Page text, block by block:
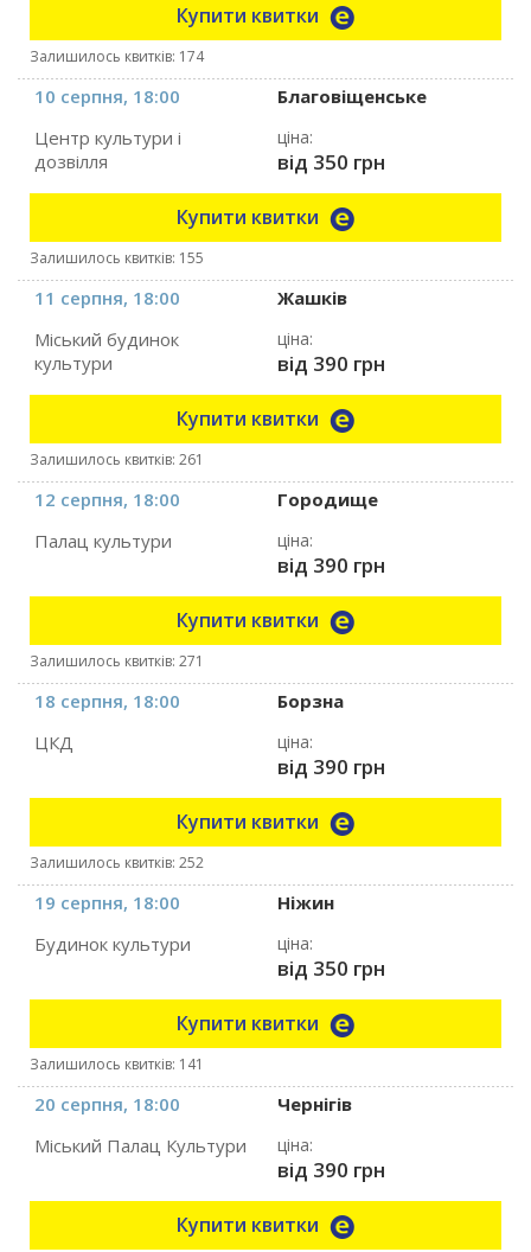
Купити квитки
Залишилось квитків: 174
10 серпня, 18:00
Благовіщенське
Центр культури і
дозвілля
ціна:
від 350 грн
Купити квитки
Залишилось квитків: 155
11 серпня, 18:00
Жашків
Міський будинок
культури
ціна:
від 390 грн
Купити квитки
Залишилось квитків: 261
12 серпня, 18:00
Городище
Палац культури
ціна:
від 390 грн
Купити квитки
Залишилось квитків: 271
18 серпня, 18:00
Борзна
ЦКД
ціна:
від 390 грн
Купити квитки
Залишилось квитків: 252
19 серпня, 18:00
Ніжин
Будинок культури
ціна:
від 350 грн
Купити квитки
Залишилось квитків: 141
20 серпня, 18:00
Чернігів
Міський Палац Культури
ціна:
від 390 грн
Купити квитки